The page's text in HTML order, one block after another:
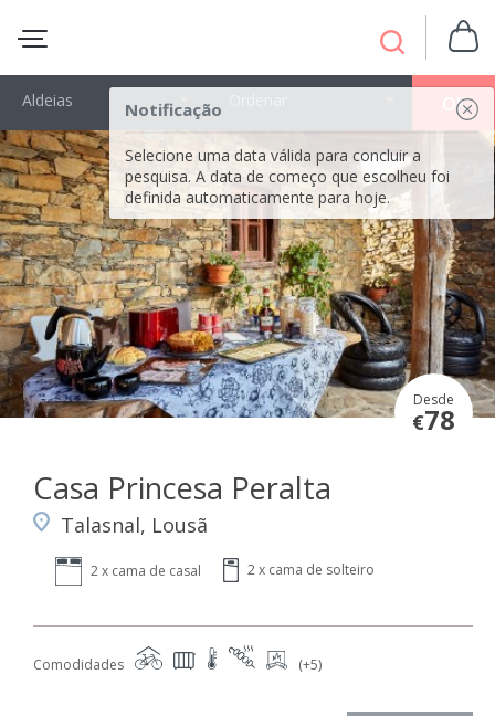
Notificação
Selecione uma data válida para concluir a
pesquisa. A data de começo que escolheu foi
definida automaticamente para hoje.
OK
Aldeias
Desde
€78
Casa Princesa Peralta
Talasnal, Lousã
2 x cama de casal 2 x cama de solteiro
Comodidades (+5)